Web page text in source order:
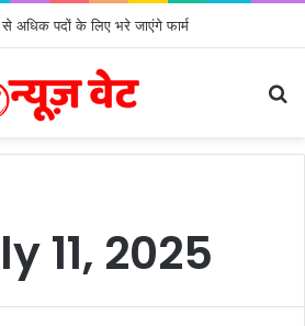
अधिक पदों के लिए भरे जाएंगे फार्म
11, 2025